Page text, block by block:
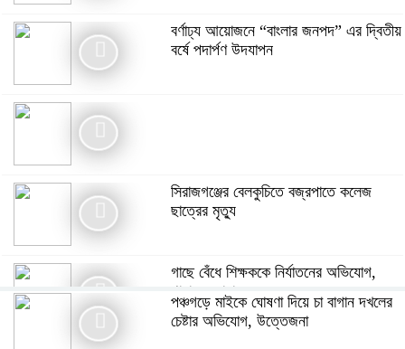
বর্ণাঢ্য আয়োজনে “বাংলার জনপদ” এর দ্বিতীয়
বর্ষে পদার্পণ উদযাপন
সিরাজগঞ্জের বেলকুচিতে বজ্রপাতে কলেজ
ছাত্রের মৃত্যু
গাছে বেঁধে শিক্ষককে নির্যাতনের অভিযোগ,
থানায় এজাহার
পঞ্চগড়ে মাইকে ঘোষণা দিয়ে চা বাগান দখলের
চেষ্টার অভিযোগ, উত্তেজনা